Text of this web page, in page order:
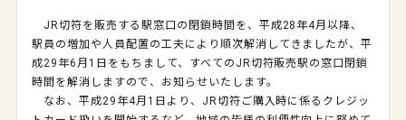
JR切符を販売する駅窓口の閉鎖時間を、平成28年4月以降、
駅員の増加や人員配置の工夫により順次解消してきましたが、平
成29年6月1日をもちまして、すべてのJR切符販売駅の窓口閉鎖
時間を解消しますので、お知らせいたします。
なお 、平成29年4月1日より、JR切符ご購入時に係るクレジッ